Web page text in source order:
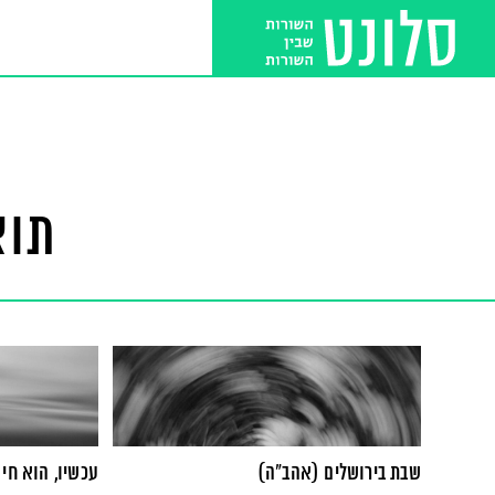
שבת בירושלים (אהב"ה)
עכשיו, הוא